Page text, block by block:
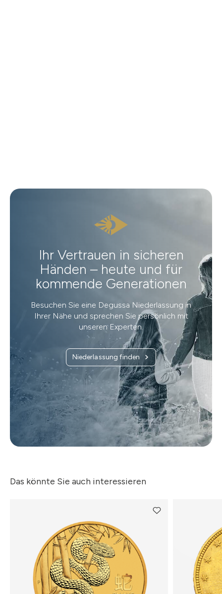
Ihr Vertrauen in sicheren
Händen – heute und für
kommende Generationen
Besuchen Sie eine Degussa Niederlassung in
Ihrer Nähe und sprechen Sie persönlich mit
unseren Experten.
Niederlassung finden
Das könnte Sie auch interessieren